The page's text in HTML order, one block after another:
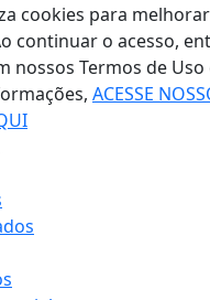
cookies para
continuar o acesso,
nossos Termos de Uso
ACESSE